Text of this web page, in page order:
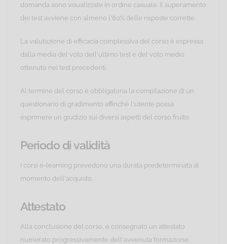
domanda sono visualizzate in ordine casuale. Il superamento
dei test avviene con almeno l'80% delle risposte corrette.
La valutazione di efficacia complessiva del corso è espressa
dalla media del voto dell'ultimo test e del voto medio
ottenuto nei test precedenti.
Al termine del corso è obbligatoria la compilazione di un
questionario di gradimento affinché l'utente possa
esprimere un giudizio sui diversi aspetti del corso fruito.
Periodo di validità
I corsi e-learning prevedono una durata predeterminata al
momento dell'acquisto.
Attestato
Alla conclusione del corso, è consegnato un attestato
numerato progressivamente dell'avvenuta formazione.